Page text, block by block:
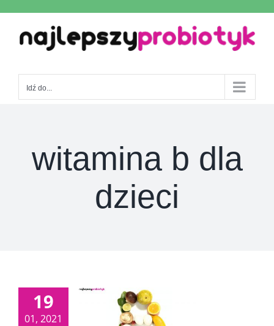
content
Idź do...
witamina b dla
dzieci
19
01, 2021